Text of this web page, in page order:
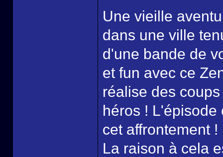
Une vieille
dans une ville
d'une bande de
et fun avec ce
réalise des
héros !
cet affrontement !
La raison à cela